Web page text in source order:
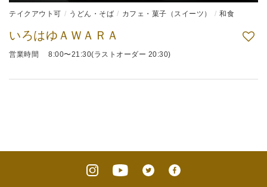
テイクアウト可 うどん・そば カフェ・菓子（スイーツ） 和食
いろはゆＡＷＡＲＡ
営業時間 8:00〜21:30(ラストオーダー 20:30)